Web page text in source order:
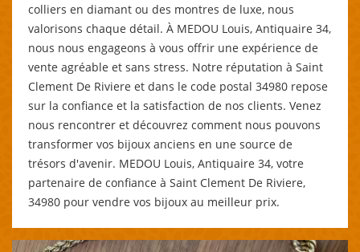
colliers en diamant ou des montres de luxe, nous
valorisons chaque détail. À MEDOU Louis, Antiquaire 34,
nous nous engageons à vous offrir une expérience de
vente agréable et sans stress. Notre réputation à Saint
Clement De Riviere et dans le code postal 34980 repose
sur la confiance et la satisfaction de nos clients. Venez
nous rencontrer et découvrez comment nous pouvons
transformer vos bijoux anciens en une source de
trésors d'avenir. MEDOU Louis, Antiquaire 34, votre
partenaire de confiance à Saint Clement De Riviere,
34980 pour vendre vos bijoux au meilleur prix.